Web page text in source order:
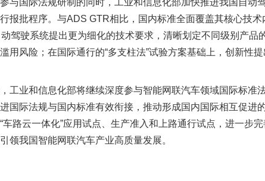
国际法规研制的同时，工业和信息化部加快推进我国自动
报批程序。与ADS GTR相比，国内标准全面覆盖其核心技
驾驶系统提出更为细化的技术要求，清晰划定不同级别产品
用风险；在国际通行的“多支柱法”试验方案基础上，创新性
业和信息化部将继续深度参与智能网联汽车领域国际标准
国际法规与国内标准有效衔接，推动形成国内国际相互促进
车路云一体化”应用试点、生产准入和上路通行试点，进一步
领我国智能网联汽车产业高质量发展。
机制助力责任有效落实 一纸欠条伤亲情 巡回调解促